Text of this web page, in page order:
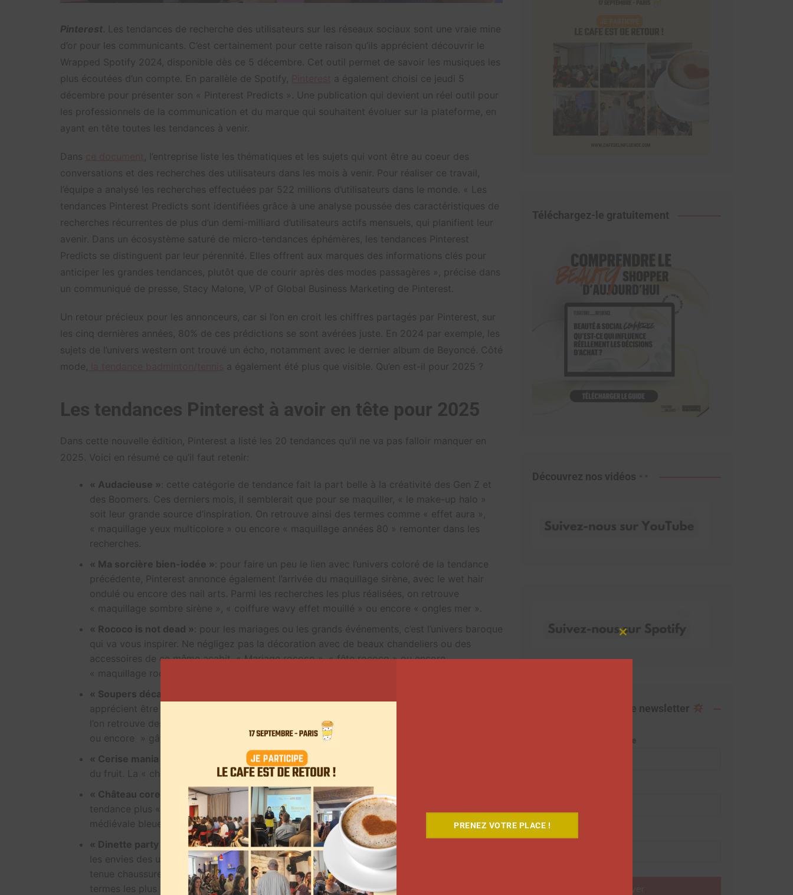
Pinterest . Les tendances de recherche des utilisateurs sur les réseaux sociaux sont une vraie mine
d’or pour les communicants. C’est certainement pour cette raison qu’ils apprécient découvrir le
Wrapped Spotify 2024, disponible dès ce 5 décembre. Cet outil permet de savoir les musiques les
plus écoutées d’un compte. En parallèle de Spotify,
a également choisi ce jeudi 5
décembre pour présenter son « Pinterest Predicts ». Une publication qui devient un réel outil pour
les professionnels de la communication et du marque qui souhaitent évoluer sur la plateforme, en
ayant en tête toutes les tendances à venir.
Dans
, l’entreprise liste les thématiques et les sujets qui vont être au coeur des
conversations et des recherches des utilisateurs dans les mois à venir. Pour réaliser ce travail,
l’équipe a analysé les
recherches effectuées par 522 millions d’utilisateurs dans le monde. « Les
tendances Pinterest Predicts sont identifiées grâce à une analyse poussée des caractéristiques de
recherches récurrentes de plus d’un demi-milliard d’utilisateurs actifs mensuels, qui planifient leur
avenir. Dans un écosystème saturé de micro-tendances éphémères, les tendances Pinterest
Predicts se distinguent par leur pérennité. Elles offrent aux marques des informations clés pour
anticiper les grandes tendances, plutôt que de courir après des modes passagères », précise dans
un communiqué de presse, Stacy Malone, VP of Global Business Marketing de Pinterest.
Un retour précieux pour les annonceurs, car si l’on en croit les chiffres partagés par Pinterest, sur
les cinq dernières années, 80% de ces prédictions se sont avérées juste. En 2024 par exemple, les
sujets de l’univers western ont trouvé un écho, notamment avec le dernier album de Beyoncé. Côté
mode,
a également été plus que visible. Qu’en est-il pour 2025 ?
Les tendances Pinterest à avoir en tête pour 2025
Dans cette nouvelle édition, Pinterest a listé les 20 tendances qu’il ne va pas falloir manquer en
2025. Voici en résumé ce qu’il faut retenir:
« Audacieuse » : cette catégorie de tendance fait la part belle à la créativité des Gen Z et
des Boomers. Ces derniers mois, il semblerait que pour se maquiller, « le make-up halo »
soit leur grande source d’inspiration. On retrouve ainsi des termes comme « effet aura »,
« maquillage yeux multicolore » ou encore « maquillage années 80 » remonter dans les
recherches.
« Ma sorcière bien-iodée » : pour faire un peu le lien avec l’univers coloré de la tendance
précédente, Pinterest annonce également l’arrivée du maquillage sirène, avec le wet hair
ondulé ou encore des nail arts. Parmi les recherches les plus réalisées, on retrouve
« maquillage sombre sirène », « coiffure wavy effet mouillé » ou encore « ongles mer ».
« Rococo is not dead » : pour les mariages ou les grands événements, c’est l’univers baroque
qui va vous inspirer. Ne négligez pas la décoration avec de beaux chandeliers ou des
accessoires de ce même acabit. « Mariage rococo », « fête rococo » ou encore
« maquillage rococo » font partie des recherches les plus réalisées à ce sujet.
« Soupers décalés »
apprécient être surpris et laissez libre cours à leur imagination. C’est de cette manière que
l’on retrouve des recherches comme « Salvador Dali aesthetic », « surréalisme moderne »
ou encore » gâteau bouquet de fleurs ».
« Cerise mania »
: si vous recherchez la couleur de l’année 2025, il faudra regarder du côté
du fruit. La « cherry » est partout : « voiture cerise », « rouge cerise », « martini cerise ».
« Château core »
: l’ambiance baroque ne vous convient pas ? Regardez du côté de la
tendance plus « château » mélangée à du gothique. « Bague ancienne en rubis », « robe
médiévale bleue » ou encore « plans château » font partie des termes les plus recherchées.
« Dinette party »
: tout ce qui est petit est mignon. Cette expression semble bien résumer
les envies des utilisateurs actuellement. On retrouve ainsi des mots comme « miniatures »,
tenue chaussures mignonnes » ou encore « idée déco chambre kawaii rose » dans les
termes les plus recherchés.
Téléchargez-le gratuitement
Découvrez nos vidéos
Abonnez-vous à notre newsletter
Adresse de messagerie
module
PRENEZ VOTRE PLACE !